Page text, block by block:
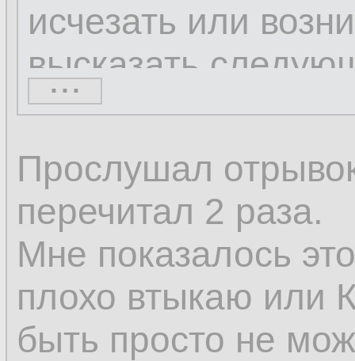
исчезать или
высказать
кажущееся
только
изменяется;
изменению, а
том, что
а другие
...
Прослушал
перечитал 2 раза.
Мне показалось
плохо втыкаю или
быть просто не